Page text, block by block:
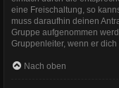
eine Freischaltung, so
muss daraufhin deinen
Gruppe aufgenommen
Gruppenleiter, wenn er
Nach oben